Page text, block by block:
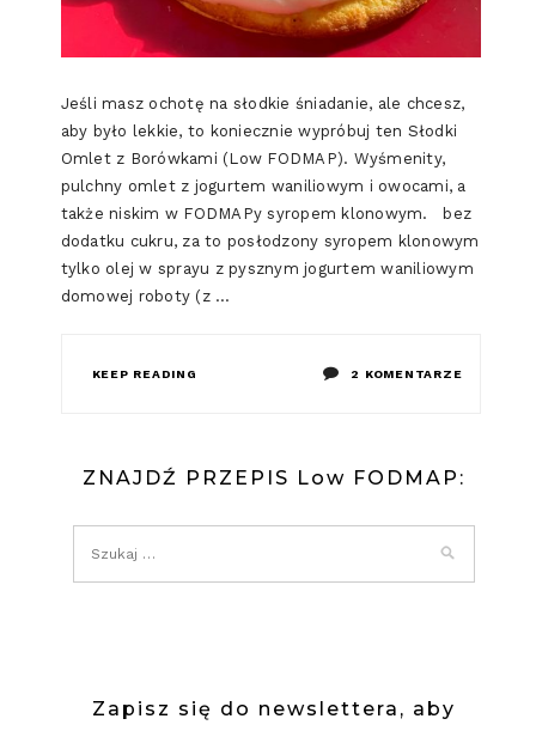
Jeśli masz ochotę na słodkie śniadanie, ale chcesz,
aby było lekkie, to koniecznie wypróbuj ten Słodki
Omlet z Borówkami (Low FODMAP). Wyśmenity,
pulchny omlet z jogurtem waniliowym i owocami, a
także niskim w FODMAPy syropem klonowym. bez
dodatku cukru, za to posłodzony syropem klonowym
tylko olej w sprayu z pysznym jogurtem waniliowym
domowej roboty (z …
KEEP READING 2 KOMENTARZEDO
(LOW
ZNAJDŹ PRZEPIS Low FODMAP:
Zapisz się do newslettera, aby